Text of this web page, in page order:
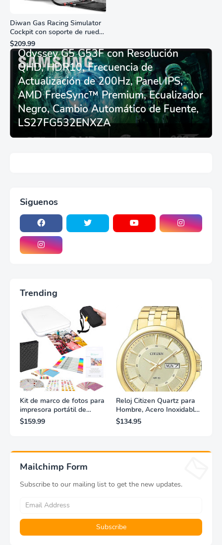
Diwan Gas Racing Simulator
Cockpit con soporte de rueda
de carreras plegable y
asiento - Logitech
G29/920/923/27/25,
Thrustmaster
T248/X/T300RS/T150/458/TX
$209.99
Monitor Gamer SAMSUNG 27”
Odyssey G5 G53F con Resolución
QHD, HDR10, Frecuencia de
Actualización de 200Hz, Panel IPS,
AMD FreeSync™ Premium, Ecualizador
Negro, Cambio Automático de Fuente,
LS27FG532ENXZA
Siguenos
Trending
Kit de marco de fotos para
impresora portátil de
fotografías y vídeos
Lifeprint 3x4,5 (blanca)
$159.99
Reloj Citizen Quartz para
Hombre, Acero Inoxidable,
Clásico, Dorado
$134.95
Mailchimp Form
Subscribe to our mailing list to get the new updates.